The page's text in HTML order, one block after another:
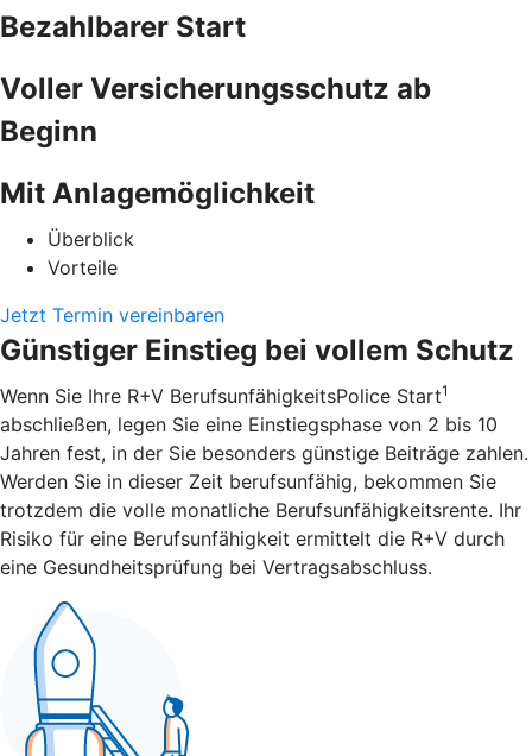
Bezahlbarer Start
Voller Versicherungsschutz ab
Beginn
Mit Anlagemöglichkeit
Überblick
Vorteile
Jetzt Termin vereinbaren
Günstiger Einstieg bei vollem Schutz
Wenn Sie Ihre R+V BerufsunfähigkeitsPolice Start1
abschließen, legen Sie eine Einstiegsphase von 2 bis 10
Jahren fest, in der Sie besonders günstige Beiträge zahlen.
Werden Sie in dieser Zeit berufsunfähig, bekommen Sie
trotzdem die volle monatliche Berufsunfähigkeitsrente. Ihr
Risiko für eine Berufsunfähigkeit ermittelt die R+V durch
eine Gesundheitsprüfung bei Vertragsabschluss.